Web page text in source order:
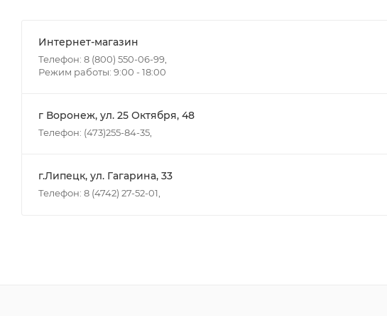
Интернет-магазин
Телефон: 8 (800) 550-06-99,
Режим работы: 9:00 - 18:00
г Воронеж, ул. 25 Октября, 48
Телефон: (473)255-84-35,
г.Липецк, ул. Гагарина, 33
Телефон: 8 (4742) 27-52-01,